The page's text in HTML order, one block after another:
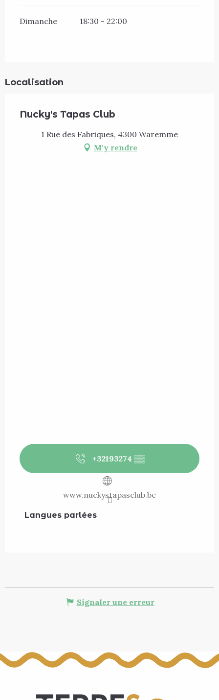
Dimanche 18:30 - 22:00
Localisation
Nucky's Tapas Club
1 Rue des Fabriques, 4300 Waremme
M'y rendre
+32193274 ▒▒
www.nuckystapasclub.be
Langues parlées
Langues parlées
Signaler une erreur